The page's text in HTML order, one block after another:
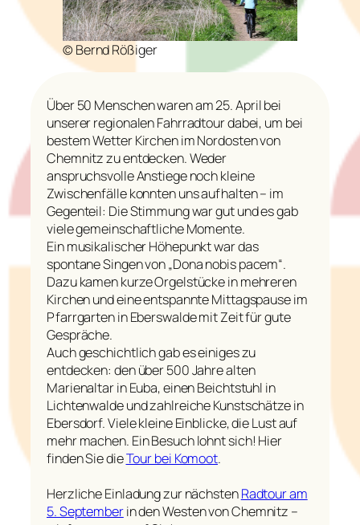
© Bernd Rößiger
Über 50 Menschen waren am 25. April bei
unserer regionalen Fahrradtour dabei, um bei
bestem Wetter Kirchen im Nordosten von
Chemnitz zu entdecken. Weder
anspruchsvolle Anstiege noch kleine
Zwischenfälle konnten uns aufhalten – im
Gegenteil: Die Stimmung war gut und es gab
viele gemeinschaftliche Momente.
Ein musikalischer Höhepunkt war das
spontane Singen von „Dona nobis pacem“.
Dazu kamen kurze Orgelstücke in mehreren
Kirchen und eine entspannte Mittagspause im
Pfarrgarten in Eberswalde mit Zeit für gute
Gespräche.
Auch geschichtlich gab es einiges zu
entdecken: den über 500 Jahre alten
Marienaltar in Euba, einen Beichtstuhl in
Lichtenwalde und zahlreiche Kunstschätze in
Ebersdorf. Viele kleine Einblicke, die Lust auf
mehr machen. Ein Besuch lohnt sich! Hier
finden Sie dieTour bei Komoot.
Herzliche Einladung zur nächstenRadtour am
5. Septemberin den Westen von Chemnitz –